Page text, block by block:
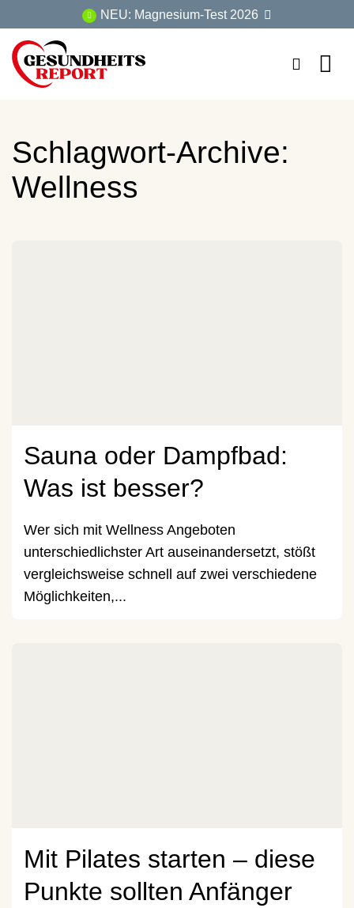
Inhalt
springen
NEU: Magnesium-Test 2026
Schlagwort-Archive:
Wellness
Sauna oder Dampfbad:
Was ist besser?
Wer sich mit Wellness Angeboten
unterschiedlichster Art auseinandersetzt, stößt
vergleichsweise schnell auf zwei verschiedene
Möglichkeiten,...
Mit Pilates starten – diese
Punkte sollten Anfänger